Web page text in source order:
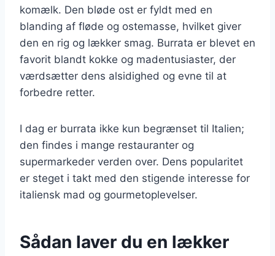
komælk. Den bløde ost er fyldt med en
blanding af fløde og ostemasse, hvilket giver
den en rig og lækker smag. Burrata er blevet en
favorit blandt kokke og madentusiaster, der
værdsætter dens alsidighed og evne til at
forbedre retter.
I dag er burrata ikke kun begrænset til Italien;
den findes i mange restauranter og
supermarkeder verden over. Dens popularitet
er steget i takt med den stigende interesse for
italiensk mad og gourmetoplevelser.
Sådan laver du en lækker